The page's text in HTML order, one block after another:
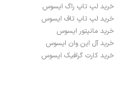
خرید لپ تاپ راگ ایسوس
خرید لپ تاپ تاف ایسوس
خرید مانیتور ایسوس
خرید آل این وان ایسوس
خرید کارت گرافیک ایسوس